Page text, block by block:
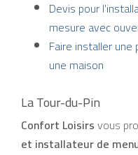
Devis pour
mesure avec
Faire installer
une maison
La Tour-du-Pin
Confort Loisirsvous
et installateur de